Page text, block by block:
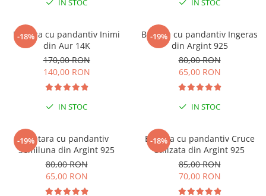
Coliere Transparente cu Cruce
Coliere Transparente cu Stea
Coliere Transparente cu Soare
Coliere Transparente cu Zodii
Coliere Transparente cu Perle
Coliere Transparente cu Animale
Coliere Transparente cu Molecule
Coliere Transparente cu Pietre
Coliere Transparente Diverse
Brățări din Argint cu pietre
Brățări elastice cu pietre
semiprețioase
LĂNȚIȘOARE ARGINT
IN STOC IN STOC
-18%
Bratara cu pandantiv Inimi
din Aur 14K
170,00 RON
140,00 RON
IN STOC
-19%
Bratara cu pandantiv Ingeras
din Argint 925
80,00 RON
65,00 RON
IN STOC
-19%
Bratara cu pandantiv
Semiluna din Argint 925
80,00 RON
65,00 RON
-18%
Bratara cu pandantiv Cruce
Stilizata din Argint 925
85,00 RON
70,00 RON